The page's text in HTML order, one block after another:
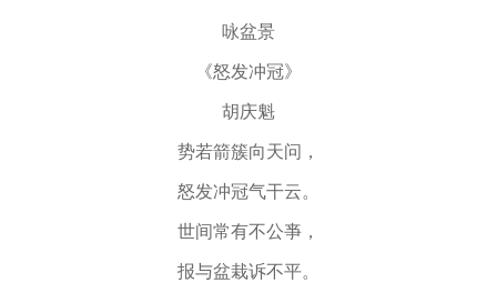
咏盆景
《怒发冲冠》
胡庆魁
势若箭簇向天问，
怒发冲冠气干云。
世间常有不公亊，
报与盆栽诉不平。